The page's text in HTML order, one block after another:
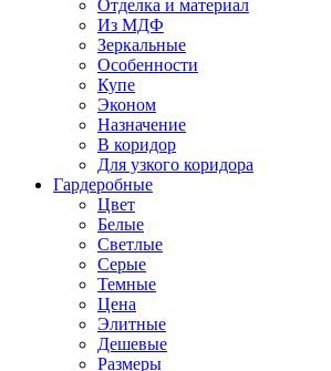
Отделка и материал
Из МДФ
Зеркальные
Особенности
Купе
Эконом
Назначение
В коридор
Для узкого коридора
Гардеробные
Цвет
Белые
Светлые
Серые
Темные
Цена
Элитные
Дешевые
Размеры